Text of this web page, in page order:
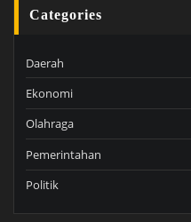
Categories
Daerah
Ekonomi
Olahraga
Pemerintahan
Politik